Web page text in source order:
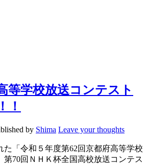
等学校放送コンテスト
！
by Shima Leave your thoughts
た「令和５年度第62回京都府高等学校
70回ＮＨＫ杯全国高校放送コンテス